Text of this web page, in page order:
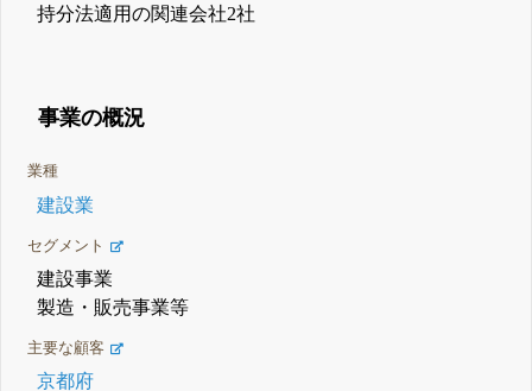
持分法適用の関連会社2社
事業の概況
業種
建設業
セグメント
建設事業
製造・販売事業等
主要な顧客
京都府